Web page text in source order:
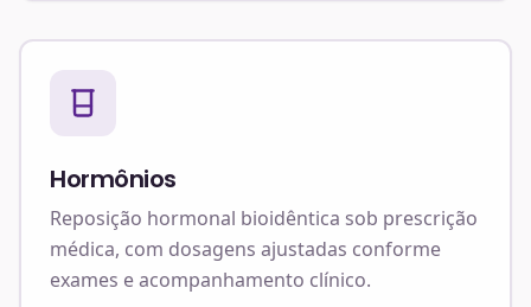
Hormônios
Reposição hormonal bioidêntica sob prescrição
médica, com dosagens ajustadas conforme
exames e acompanhamento clínico.